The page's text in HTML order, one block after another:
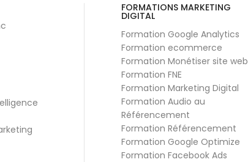
FORMATIONS MARKETING
DIGITAL
Formation Google Analytics
Formation ecommerce
Formation Monétiser site web
Formation FNE
Formation Marketing Digital
Formation Audio au
Référencement
Formation Référencement
Formation Google Optimize
Formation Facebook Ads